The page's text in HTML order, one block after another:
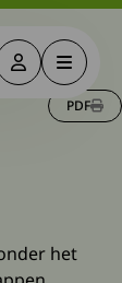
Deze link
Menu
PDF
het